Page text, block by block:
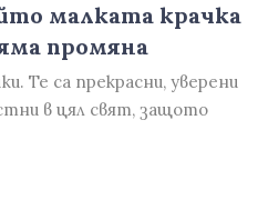
малката крачка
промяна
Те са прекрасни, уверени
в цял свят, защото